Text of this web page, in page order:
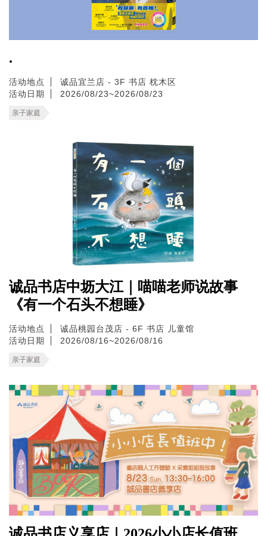
.
活动地点
诚品宜兰店 - 3F 书店 枕木区
活动日期
2026/08/23~2026/08/23
亲子家庭
诚品书店中坜大江｜喵喵老师说故事
《有一个石头不想睡》
活动地点
诚品桃园台茂店 - 6F 书店 儿童馆
活动日期
2026/08/16~2026/08/16
亲子家庭